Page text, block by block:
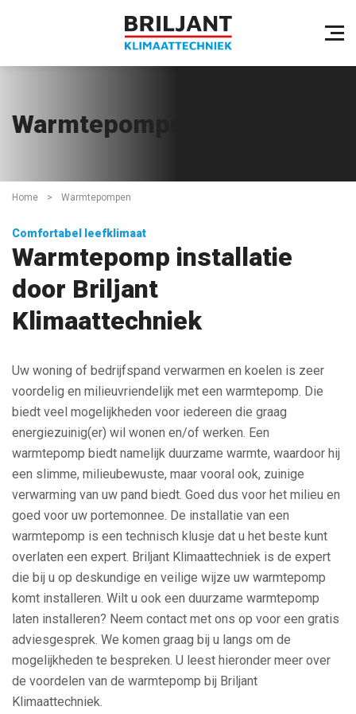
Warmtepompen
Home > Warmtepompen
Comfortabel leefklimaat
Warmtepomp installatie
door Briljant
Klimaattechniek
Uw woning of bedrijfspand verwarmen en koelen is zeer
voordelig en milieuvriendelijk met een warmtepomp. Die
biedt veel mogelijkheden voor iedereen die graag
energiezuinig(er) wil wonen en/of werken. Een
warmtepomp biedt namelijk duurzame warmte, waardoor hij
een slimme, milieubewuste, maar vooral ook, zuinige
verwarming van uw pand biedt. Goed dus voor het milieu en
goed voor uw portemonnee. De installatie van een
warmtepomp is een technisch klusje dat u het beste kunt
overlaten een expert. Briljant Klimaattechniek is de expert
die bij u op deskundige en veilige wijze uw warmtepomp
komt installeren. Wilt u ook een duurzame warmtepomp
laten installeren? Neem contact met ons op voor een gratis
adviesgesprek. We komen graag bij u langs om de
mogelijkheden te bespreken. U leest hieronder meer over
de voordelen van de warmtepomp bij Briljant
Klimaattechniek.